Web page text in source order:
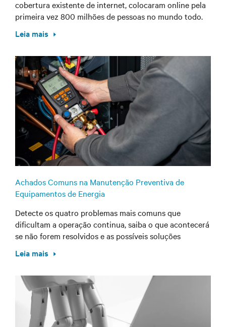
cobertura existente de internet, colocaram online pela
primeira vez 800 milhões de pessoas no mundo todo.
Leia mais
Achados Comuns na Manutenção Preventiva de
Equipamentos de Energia
Detecte os quatro problemas mais comuns que
dificultam a operação continua, saiba o que acontecerá
se não forem resolvidos e as possíveis soluções
Leia mais